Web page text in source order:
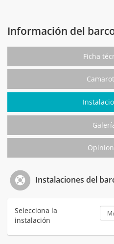
Información del
Ficha
Instalaciones del
Selecciona la
instalación